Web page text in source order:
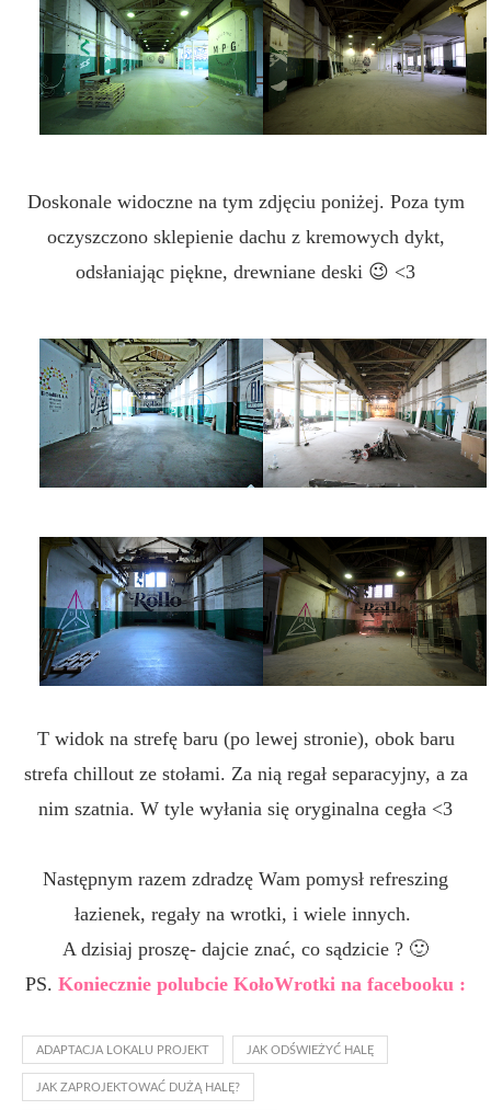
Doskonale widoczne na tym zdjęciu poniżej. Poza tym
oczyszczono sklepienie dachu z kremowych dykt,
odsłaniając piękne, drewniane deski 😉 <3
T widok na strefę baru (po lewej stronie), obok baru
strefa chillout ze stołami. Za nią regał separacyjny, a za
nim szatnia. W tyle wyłania się oryginalna cegła <3
Następnym razem zdradzę Wam pomysł refreszing
łazienek, regały na wrotki, i wiele innych.
A dzisiaj proszę- dajcie znać, co sądzicie ? 🙂
PS. Koniecznie polubcie KołoWrotki na facebooku :
ADAPTACJA LOKALU PROJEKT JAK ODŚWIEŻYĆ HALĘ
JAK ZAPROJEKTOWAĆ DUŻĄ HALĘ?